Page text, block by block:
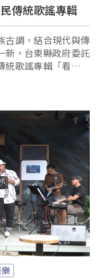
傳統歌謠專輯
古調，結合現代與傳
新，台東縣政府委託
歌謠專輯「看的聲
辦音樂分享會，邀
大舞台演唱傳統歌